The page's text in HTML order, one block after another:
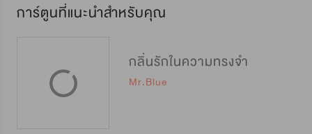
การ์ตูนที่แนะนำสำหรับคุณ
กลิ่นรักในความทรงจำ
Mr.Blue